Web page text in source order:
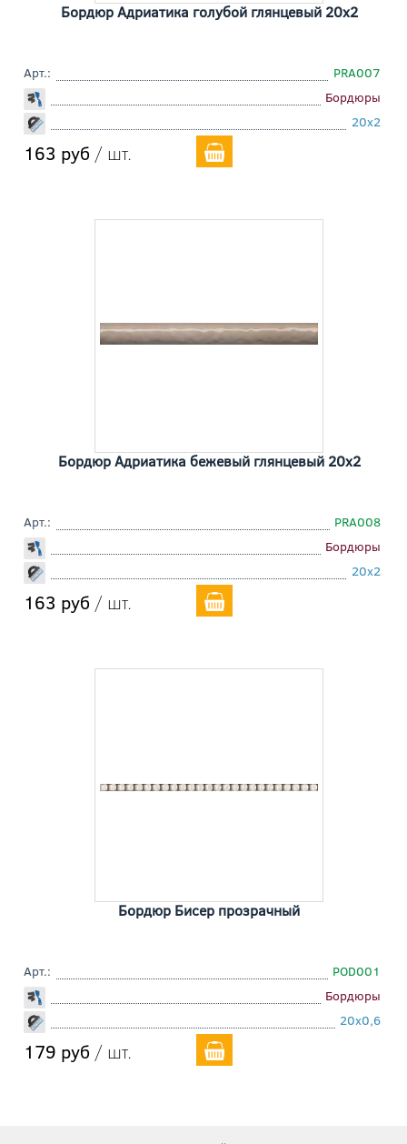
Бордюр Адриатика голубой глянцевый 20x2
Арт.:
PRA007
Бордюры
20x2
163 руб / шт.
Бордюр Адриатика бежевый глянцевый 20x2
Арт.:
PRA008
Бордюры
20x2
163 руб / шт.
Бордюр Бисер прозрачный
Арт.:
POD001
Бордюры
20x0,6
179 руб / шт.